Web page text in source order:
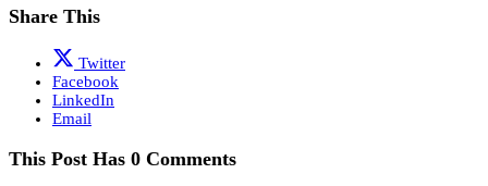
Share This
Twitter
Facebook
LinkedIn
Email
This Post Has 0 Comments